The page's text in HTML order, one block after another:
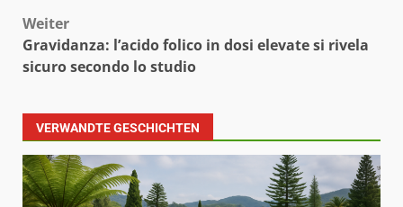
Weiter
Gravidanza: l’acido folico in dosi elevate si rivela
sicuro secondo lo studio
VERWANDTE GESCHICHTEN